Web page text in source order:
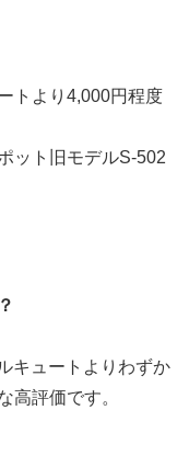
トより4,000円程度
ット旧モデルS-502
キュートよりわずか
高評価です。